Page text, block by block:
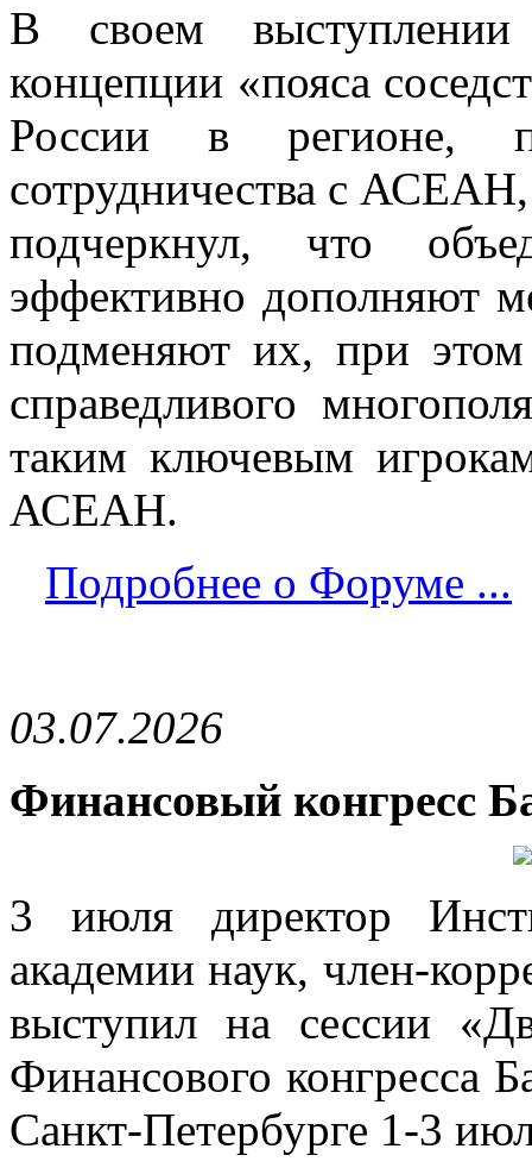
В своем
концепции «пояса
России в регионе,
сотрудничества с
подчеркнул, что
эффективно дополняют
подменяют их, при
справедливого
таким ключевым
АСЕАН.
Подробнее о Форуме ...
03.07.2026
Финансовый конгресс
3 июля директор
академии наук, член-
выступил на сессии
Финансового конгресса
Санкт-Петербурге 1-3